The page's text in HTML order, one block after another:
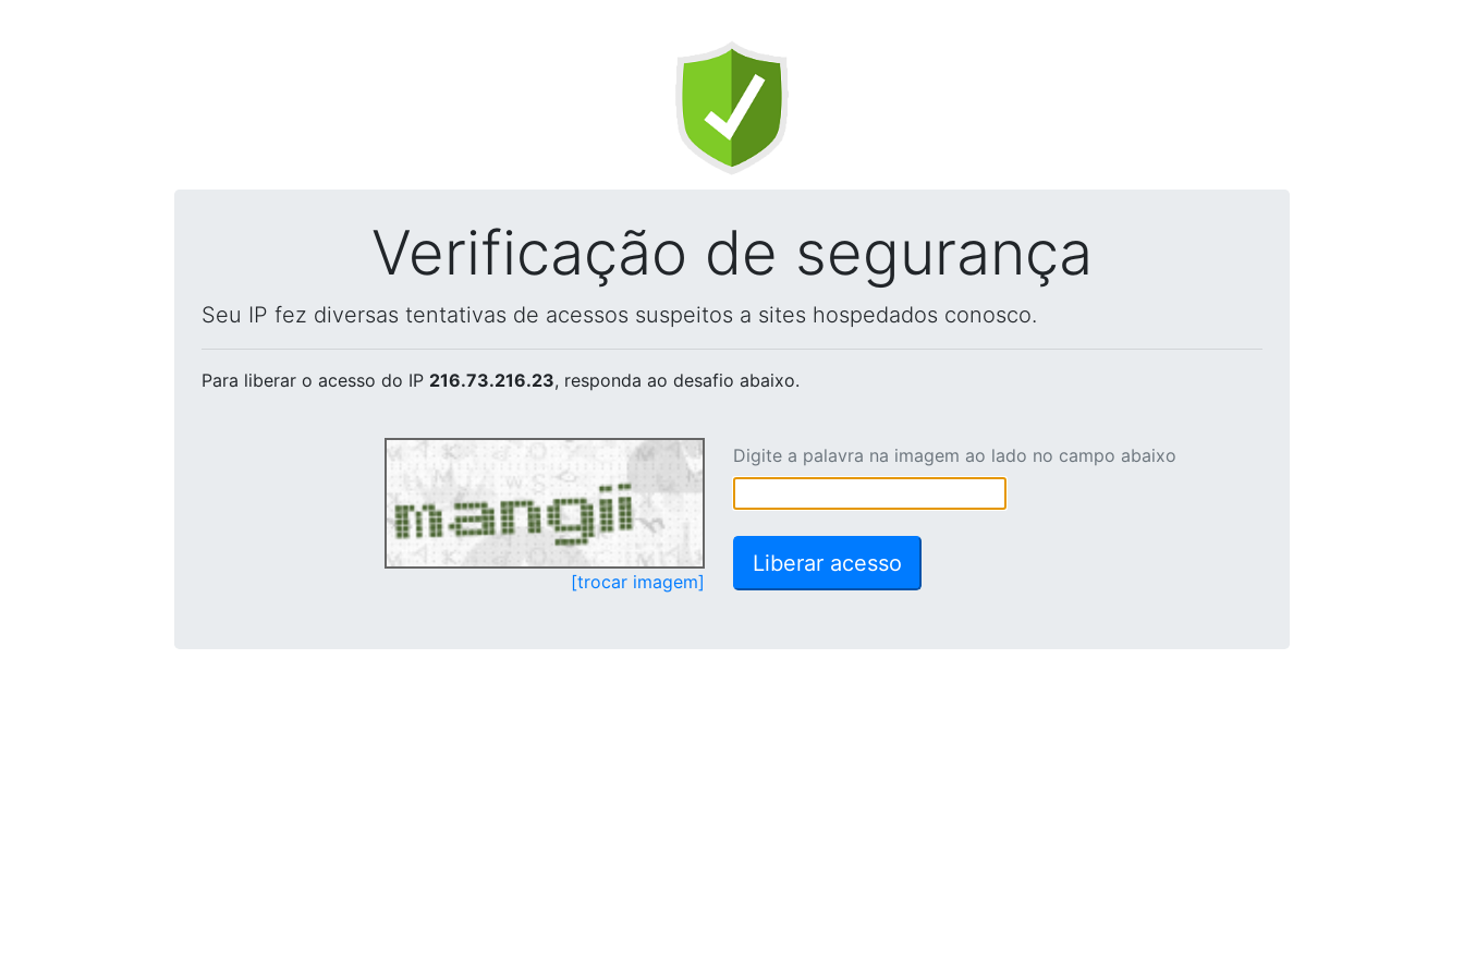
Verificação de segurança
Seu IP fez diversas tentativas de acessos suspeitos a sites hospedados conosco.
Para liberar o acesso do IP 216.73.216.23, responda ao desafio abaixo.
[trocar imagem]
Digite a palavra na imagem ao lado no campo abaixo